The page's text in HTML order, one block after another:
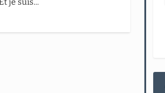
je suis...